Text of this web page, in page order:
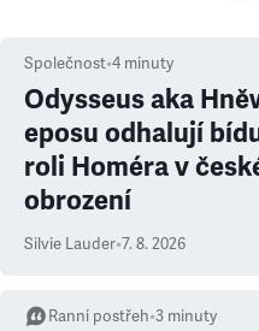
Společnost•4 minuty
Odysseus aka
eposu odhalují
roli Homéra v
obrození
Silvie Lauder•7. 8. 2026
Ranní postřeh•3 minuty